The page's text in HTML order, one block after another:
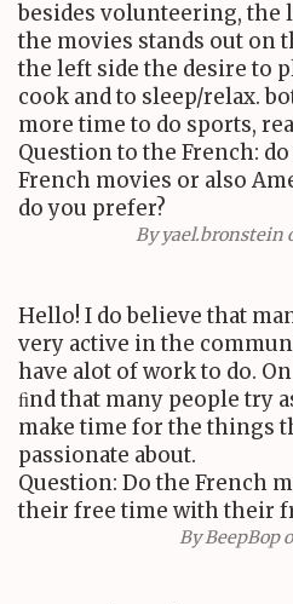
besides volunteering, the
the movies stands out on
the left side the desire to
cook and to sleep/relax.
more time to do sports,
Question to the French:
French movies or also
do you prefer?
Byyael.bronstein
Hello! I do believe that
very active in the
have alot of work to do.
ﬁnd that many people try
make time for the things
passionate about.
Question: Do the French
their free time with their
ByBeepBop